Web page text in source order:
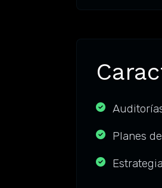
Planes